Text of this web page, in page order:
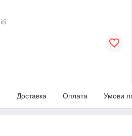
Доставка Оплата Умови